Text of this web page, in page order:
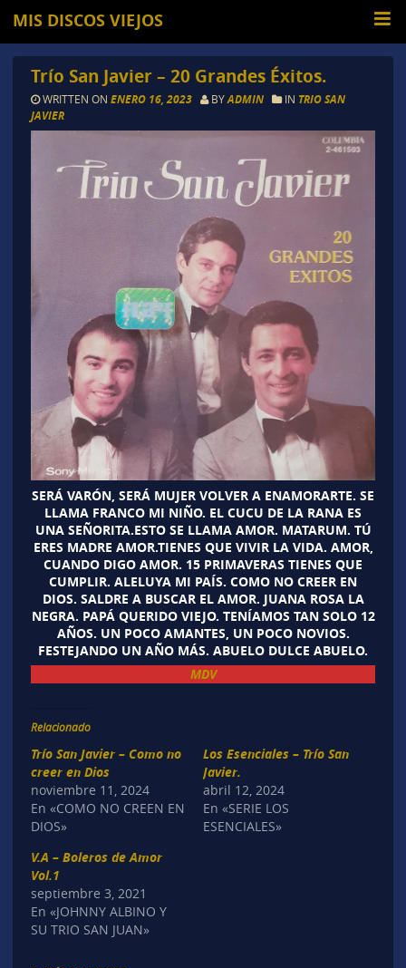
MIS DISCOS VIEJOS
Trío San Javier – 20 Grandes Éxitos.
WRITTEN ON ENERO 16, 2023 BYADMIN IN TRIO SAN
JAVIER
SERÁ VARÓN, SERÁ MUJER VOLVER A ENAMORARTE. SE
LLAMA FRANCO MI NIÑO. EL CUCU DE LA RANA ES
UNA SEÑORITA.ESTO SE LLAMA AMOR. MATARUM. TÚ
ERES MADRE AMOR.TIENES QUE VIVIR LA VIDA. AMOR,
CUANDO DIGO AMOR. 15 PRIMAVERAS TIENES QUE
CUMPLIR. ALELUYA MI PAÍS. COMO NO CREER EN
DIOS. SALDRE A BUSCAR EL AMOR. JUANA ROSA LA
NEGRA. PAPÁ QUERIDO VIEJO. TENÍAMOS TAN SOLO 12
AÑOS. UN POCO AMANTES, UN POCO NOVIOS.
FESTEJANDO UN AÑO MÁS. ABUELO DULCE ABUELO.
MDV
Relacionado
Trío San Javier – Como no
creer en Dios
noviembre 11, 2024
En «COMO NO CREEN EN
DIOS»
Los Esenciales – Trío San
Javier.
abril 12, 2024
En «SERIE LOS
ESENCIALES»
V.A – Boleros de Amor
Vol.1
septiembre 3, 2021
En «JOHNNY ALBINO Y
SU TRIO SAN JUAN»